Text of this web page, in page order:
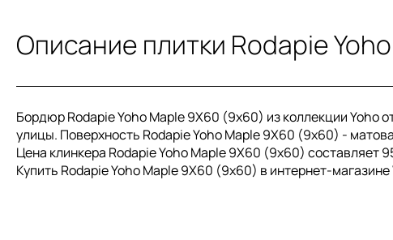
Описание плитки Rodapie
Бордюр Rodapie Yoho Maple 9X60 (9x60) из коллекции Yoho
улицы. Поверхность Rodapie Yoho Maple 9X60 (9x60) -
Цена клинкера Rodapie Yoho Maple 9X60 (9x60) составляет
Купить Rodapie Yoho Maple 9X60 (9x60) в интернет-